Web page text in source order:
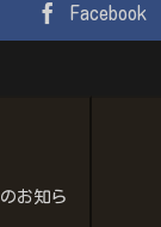
Facebook
お知ら